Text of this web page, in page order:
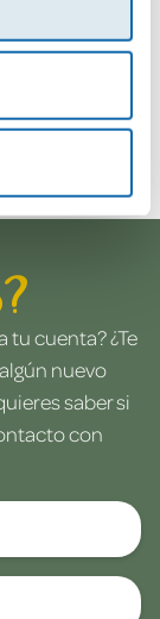
tu cuenta? ¿Te
nuevo
saber si
con